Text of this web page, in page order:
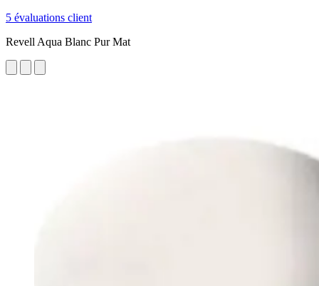
5 évaluations client
Revell Aqua Blanc Pur Mat